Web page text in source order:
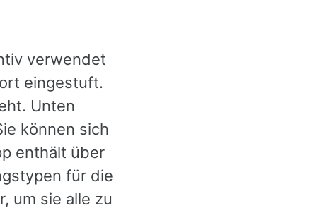
verwendet
eingestuft.
Unten
können sich
enthält über
für die
um sie alle zu